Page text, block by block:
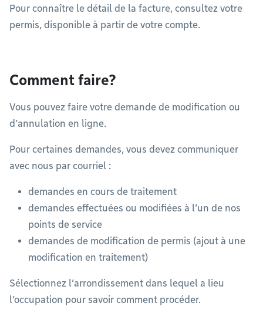
Pour connaître le détail de la facture, consultez votre
permis, disponible à partir de votre compte.
Comment faire?
Vous pouvez faire votre demande de modification ou
d’annulation en ligne.
Pour certaines demandes, vous devez communiquer
avec nous par courriel :
demandes en cours de traitement
demandes effectuées ou modifiées à l’un de nos
points de service
demandes de modification de permis (ajout à une
modification en traitement)
Sélectionnez l’arrondissement dans lequel a lieu
l’occupation pour savoir comment procéder.